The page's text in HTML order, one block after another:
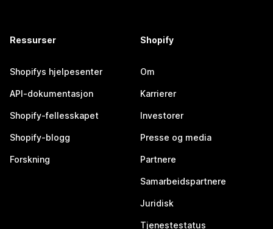
Ressurser
Shopifys hjelpesenter
API-dokumentasjon
Shopify-fellesskapet
Shopify-blogg
Forskning
Shopify
Om
Karrierer
Investorer
Presse og media
Partnere
Samarbeidspartnere
Juridisk
Tjenestestatus